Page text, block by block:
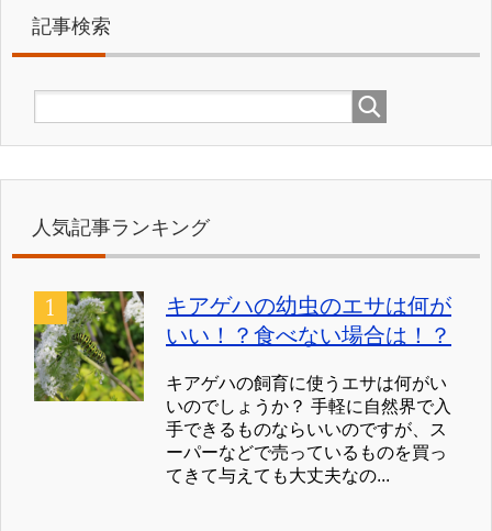
記事検索
人気記事ランキング
キアゲハの幼虫のエサは何が
いい！？食べない場合は！？
キアゲハの飼育に使うエサは何がい
いのでしょうか？ 手軽に自然界で入
手できるものならいいのですが、ス
ーパーなどで売っているものを買っ
てきて与えても大丈夫なの...